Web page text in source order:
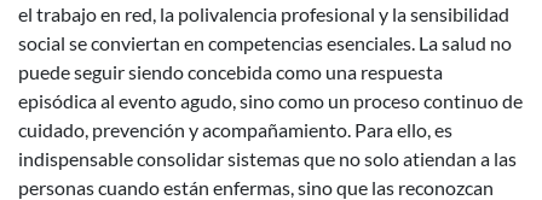
el trabajo en red, la polivalencia profesional y la sensibilidad
social se conviertan en competencias esenciales. La salud no
puede seguir siendo concebida como una respuesta
episódica al evento agudo, sino como un proceso continuo de
cuidado, prevención y acompañamiento. Para ello, es
indispensable consolidar sistemas que no solo atiendan a las
personas cuando están enfermas, sino que las reconozcan